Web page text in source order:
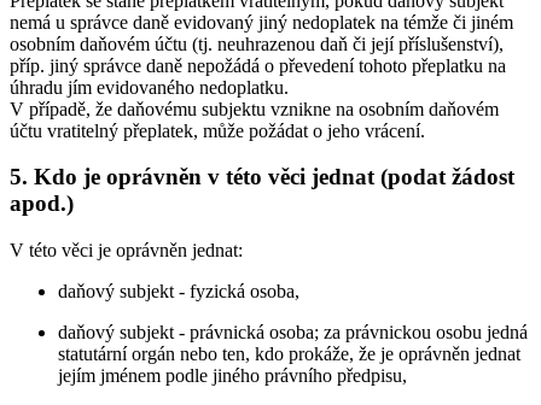
nemá u správce daně evidovaný jiný nedoplatek na témže či jiném
osobním daňovém účtu (tj. neuhrazenou daň či její příslušenství),
příp. jiný správce daně nepožádá o převedení tohoto přeplatku na
úhradu jím evidovaného nedoplatku.
V případě, že daňovému subjektu vznikne na osobním daňovém
účtu vratitelný přeplatek, může požádat o jeho vrácení.
5. Kdo je oprávněn v této věci jednat (podat žádost
apod.)
V této věci je oprávněn jednat:
daňový subjekt - fyzická osoba,
daňový subjekt - právnická osoba; za právnickou osobu jedná
statutární orgán nebo ten, kdo prokáže, že je oprávněn jednat
jejím jménem podle jiného právního předpisu,